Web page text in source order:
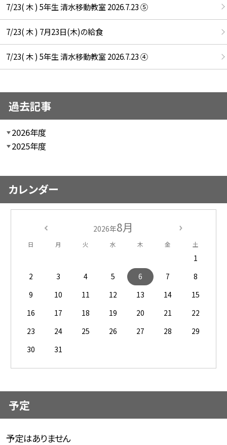
7/23( 木 ) 5年生 清水移動教室 2026.7.23 ⑤
7/23( 木 ) 7月23日(木)の給食
7/23( 木 ) 5年生 清水移動教室 2026.7.23 ④
過去記事
2026年度
2025年度
カレンダー
2026年8月
日 月 火 水 木 金 土
1
2
3 4 5 6 7
8
9
10 11 12 13 14
15
16
17 18 19 20 21
22
23
24 25 26 27 28
29
30
31
予定
予定はありません